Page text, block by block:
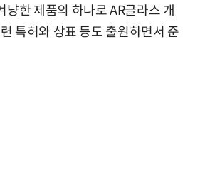
냥한 제품의 하나로 AR글라스 개
특허와 상표 등도 출원하면서 준